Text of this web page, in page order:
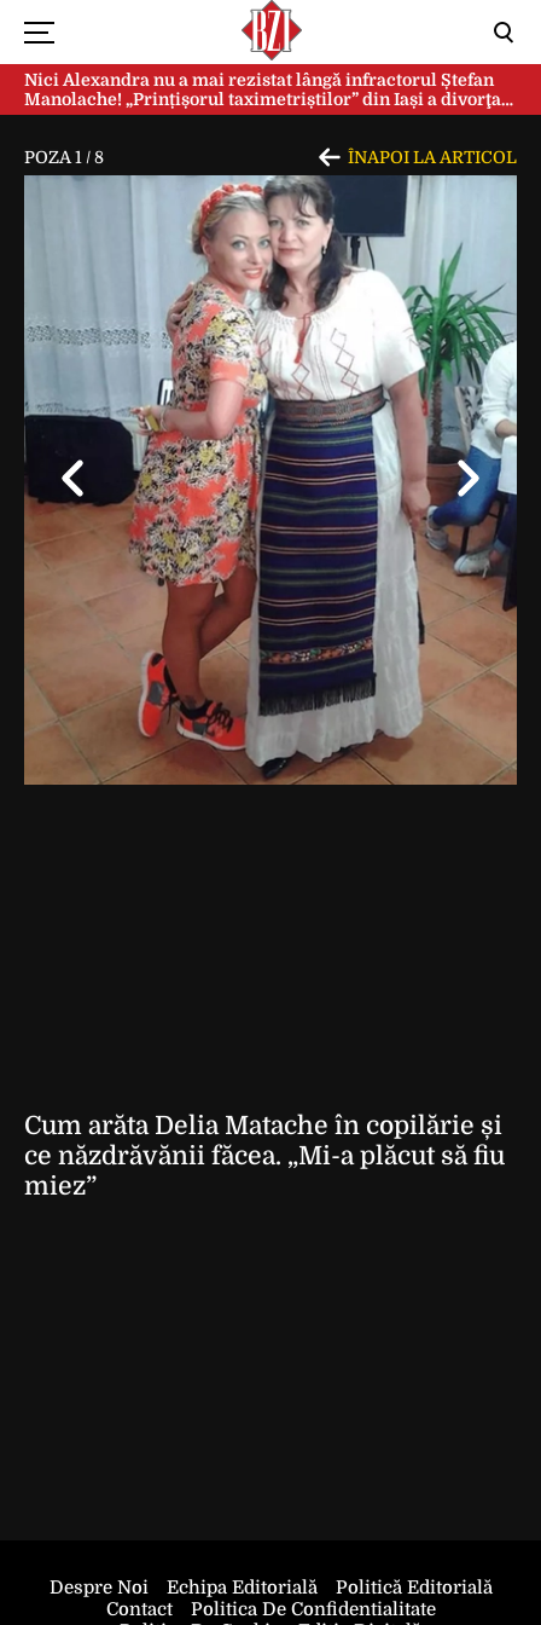
Nici Alexandra nu a mai rezistat lângă infractorul Ștefan
Manolache! „Prințișorul taximetriștilor” din Iași a divorţat
după doi ani de căsnicie
POZA 1 /8 ÎNAPOI LA ARTICOL
Cum arăta Delia Matache în copilărie și
ce năzdrăvănii făcea. „Mi-a plăcut să fiu
miez”
Despre Noi Echipa Editorială
Politică Editorială
Contact
Politica De Confidentialitate